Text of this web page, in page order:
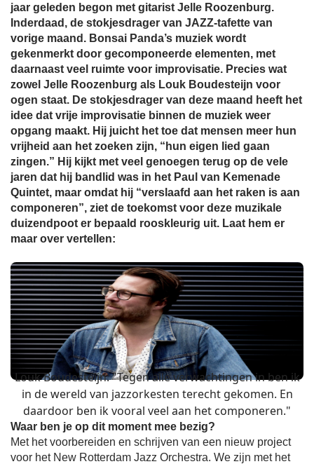
jaar geleden begon met gitarist Jelle Roozenburg.
Inderdaad, de stokjesdrager van JAZZ-tafette van
vorige maand. Bonsai Panda’s muziek wordt
gekenmerkt door gecomponeerde elementen, met
daarnaast veel ruimte voor improvisatie. Precies wat
zowel Jelle Roozenburg als Louk Boudesteijn voor
ogen staat. De stokjesdrager van deze maand heeft het
idee dat vrije improvisatie binnen de muziek weer
opgang maakt. Hij juicht het toe dat mensen meer hun
vrijheid aan het zoeken zijn, “hun eigen lied gaan
zingen.” Hij kijkt met veel genoegen terug op de vele
jaren dat hij bandlid was in het Paul van Kemenade
Quintet, maar omdat hij “verslaafd aan het raken is aan
componeren”, ziet de toekomst voor deze muzikale
duizendpoot er bepaald rooskleurig uit. Laat hem er
maar over vertellen:
Louk Boudesteijn: "Tegen alle verwachtingen in ben ik
in de wereld van jazzorkesten terecht gekomen. En
daardoor ben ik vooral veel aan het componeren."
Waar ben je op dit moment mee bezig?
Met het voorbereiden en schrijven van een nieuw project
voor het New Rotterdam Jazz Orchestra. We zijn met het